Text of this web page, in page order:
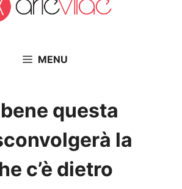
MENU
questa
la
c’è dietro